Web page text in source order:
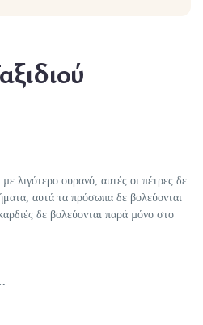
λιγότερο ουρανό, αυτές οι πέτρες δε
αυτά τα πρόσωπα δε βολεύονται
δε βολεύονται παρά µόνο στο